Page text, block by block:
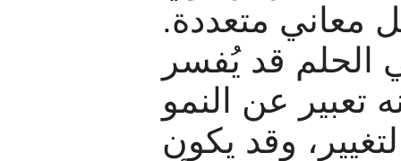
معاني متعددة.
الحلم قد يُفسر
تعبير عن النمو
وقد يكون